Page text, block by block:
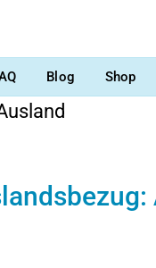
Blog Shop